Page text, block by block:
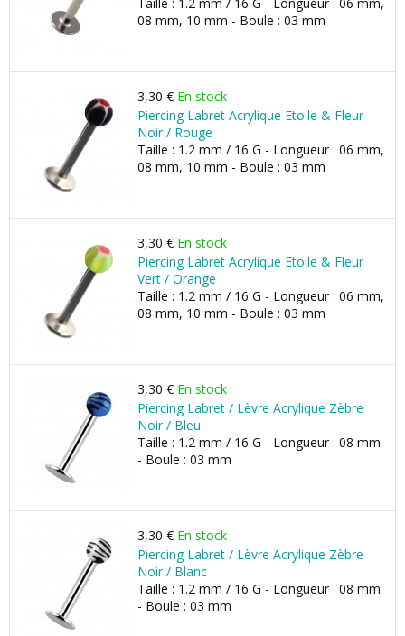
08 mm, 10 mm - Boule : 03 mm
3,30 € En stock
Piercing Labret Acrylique Etoile & Fleur
Noir / Rouge
Taille : 1.2 mm / 16 G - Longueur : 06 mm,
08 mm, 10 mm - Boule : 03 mm
3,30 € En stock
Piercing Labret Acrylique Etoile & Fleur
Vert / Orange
Taille : 1.2 mm / 16 G - Longueur : 06 mm,
08 mm, 10 mm - Boule : 03 mm
3,30 € En stock
Piercing Labret / Lèvre Acrylique Zèbre
Noir / Bleu
Taille : 1.2 mm / 16 G - Longueur : 08 mm
- Boule : 03 mm
3,30 € En stock
Piercing Labret / Lèvre Acrylique Zèbre
Noir / Blanc
Taille : 1.2 mm / 16 G - Longueur : 08 mm
- Boule : 03 mm